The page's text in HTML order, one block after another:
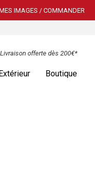
IMAGES / COMMANDER
Livraison offerte dès 200€*
Boutique